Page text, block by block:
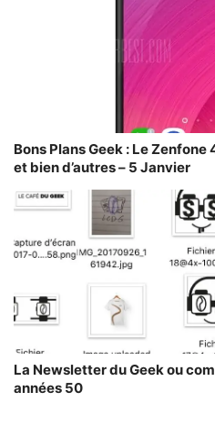
Bons Plans Geek : Le Zenfone
et bien d’autres – 5 Janvier
La Newsletter du Geek ou
années 50